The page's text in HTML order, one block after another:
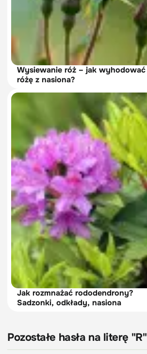
Wysiewanie róż – jak wyhodować
różę z nasiona?
Jak rozmnażać rododendrony?
Sadzonki, odkłady, nasiona
Pozostałe hasła na literę "R"